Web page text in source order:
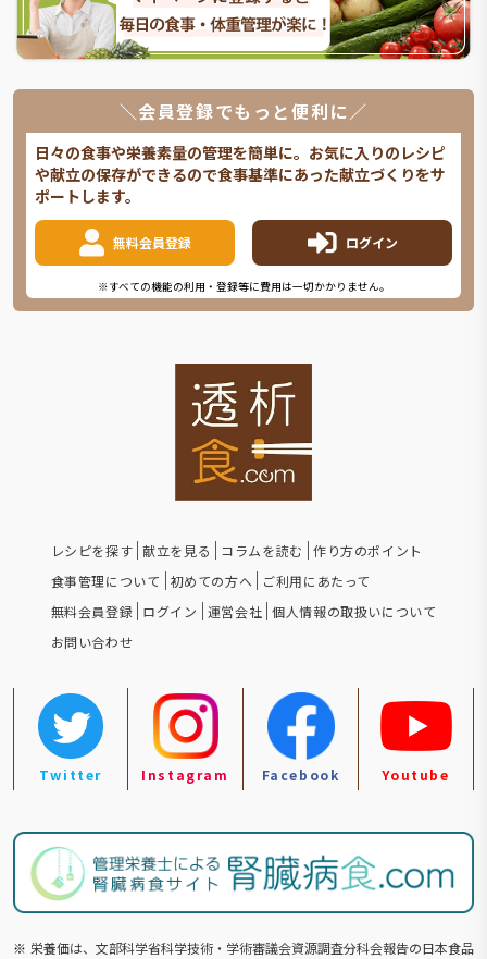
＼会員登録でもっと便利に／
日々の食事や栄養素量の管理を簡単に。お気に入りのレシピ
や献立の保存ができるので食事基準にあった献立づくりをサ
ポートします。
無料会員登録 ログイン
※すべての機能の利用・登録等に費用は一切かかりません。
レシピを探す 献立を見る コラムを読む
作り方のポイント
食事管理について
初めての方へ
ご利用にあたって
無料会員登録 ログイン 運営会社 個人情報の取扱いについて
お問い合わせ
Twitter Instagram Facebook Youtube
※ 栄養価は、文部科学省科学技術・学術審議会資源調査分科会報告の⽇本食品